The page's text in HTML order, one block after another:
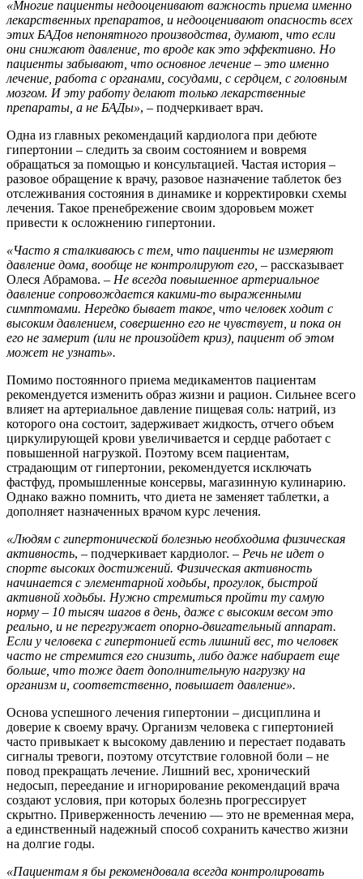
«Многие пациенты недооценивают важность приема именно
лекарственных препаратов, и недооценивают опасность всех
этих БАДов непонятного производства, думают, что если
они снижают давление, то вроде как это эффективно. Но
пациенты забывают, что основное лечение – это именно
лечение, работа с органами, сосудами, с сердцем, с головным
мозгом. И эту работу делают только лекарственные
препараты, а не БАДы», – подчеркивает врач.
Одна из главных рекомендаций кардиолога при дебюте
гипертонии – следить за своим состоянием и вовремя
обращаться за помощью и консультацией. Частая история –
разовое обращение к врачу, разовое назначение таблеток без
отслеживания состояния в динамике и корректировки схемы
лечения. Такое пренебрежение своим здоровьем может
привести к осложнению гипертонии.
«Часто я сталкиваюсь с тем, что пациенты не измеряют
давление дома, вообще не контролируют его, – рассказывает
Олеся Абрамова. – Не всегда повышенное артериальное
давление сопровождается какими-то выраженными
симптомами. Нередко бывает такое, что человек ходит с
высоким давлением, совершенно его не чувствует, и пока он
его не замерит (или не произойдет криз), пациент об этом
может не узнать».
Помимо постоянного приема медикаментов пациентам
рекомендуется изменить образ жизни и рацион. Сильнее всего
влияет на артериальное давление пищевая соль: натрий, из
которого она состоит, задерживает жидкость, отчего объем
циркулирующей крови увеличивается и сердце работает с
повышенной нагрузкой. Поэтому всем пациентам,
страдающим от гипертонии, рекомендуется исключать
фастфуд, промышленные консервы, магазинную кулинарию.
Однако важно помнить, что диета не заменяет таблетки, а
дополняет назначенных врачом курс лечения.
«Людям с гипертонической болезнью необходима физическая
активность, – подчеркивает кардиолог. – Речь не идет о
спорте высоких достижений. Физическая активность
начинается с элементарной ходьбы, прогулок, быстрой
активной ходьбы. Нужно стремиться пройти ту самую
норму – 10 тысяч шагов в день, даже с высоким весом это
реально, и не перегружает опорно-двигательный аппарат.
Если у человека с гипертонией есть лишний вес, то человек
часто не стремится его снизить, либо даже набирает еще
больше, что тоже дает дополнительную нагрузку на
организм и, соответственно, повышает давление».
Основа успешного лечения гипертонии – дисциплина и
доверие к своему врачу. Организм человека с гипертонией
часто привыкает к высокому давлению и перестает подавать
сигналы тревоги, поэтому отсутствие головной боли – не
повод прекращать лечение. Лишний вес, хронический
недосып, переедание и игнорирование рекомендаций врача
создают условия, при которых болезнь прогрессирует
скрытно. Приверженность лечению — это не временная мера,
а единственный надежный способ сохранить качество жизни
на долгие годы.
«Пациентам я бы рекомендовала всегда контролировать